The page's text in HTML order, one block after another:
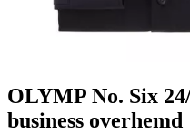
OLYMP No. Six
business overhemd